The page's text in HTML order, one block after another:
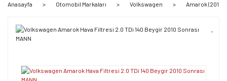
Anasayfa Otomobil Markaları Volkswagen Amarok (2010-